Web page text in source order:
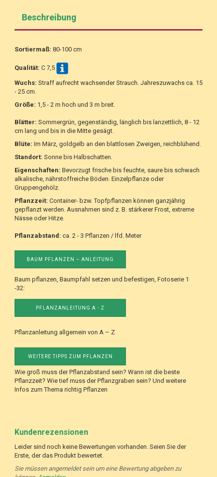
Beschreibung
Sortiermaß: 80-100 cm
Qualität: C 7,5
Wuchs: Straff aufrecht wachsender Strauch. Jahreszuwachs ca. 15
- 25 cm.
Größe: 1,5 - 2 m hoch und 3 m breit.
Blätter: Sommergrün, gegenständig, länglich bis lanzettlich, 8 - 12
cm lang und bis in die Mitte gesägt.
Blüte: Im März, goldgelb an den blattlosen Zweigen, reichblühend.
Standort: Sonne bis Halbschatten.
Eigenschaften: Bevorzugt frische bis feuchte, saure bis schwach
alkalische, nährstoffreiche Böden. Einzelpflanze oder
Gruppengehölz.
Pflanzzeit: Container- bzw. Topfpflanzen können ganzjährig
gepflanzt werden. Ausnahmen sind z. B. stärkerer Frost, extreme
Nässe oder Hitze.
Pflanzabstand: ca. 2 - 3 Pflanzen / lfd. Meter
BAUM PFLANZEN – ANLEITUNG
Baum pflanzen, Baumpfahl setzen und befestigen, Fotoserie 1
-32:
PFLANZANLEITUNG A - Z
Pflanzanleitung allgemein von A – Z
WEITERE TIPPS ZUM PFLANZEN
Wie groß muss der Pflanzabstand sein? Wann ist die beste
Pflanzzeit? Wie tief muss der Pflanzgraben sein? Und weitere
Infos zum Thema richtig Pflanzen
Kundenrezensionen
Leider sind noch keine Bewertungen vorhanden. Seien Sie der
Erste, der das Produkt bewertet.
Sie müssen angemeldet sein um eine Bewertung abgeben zu